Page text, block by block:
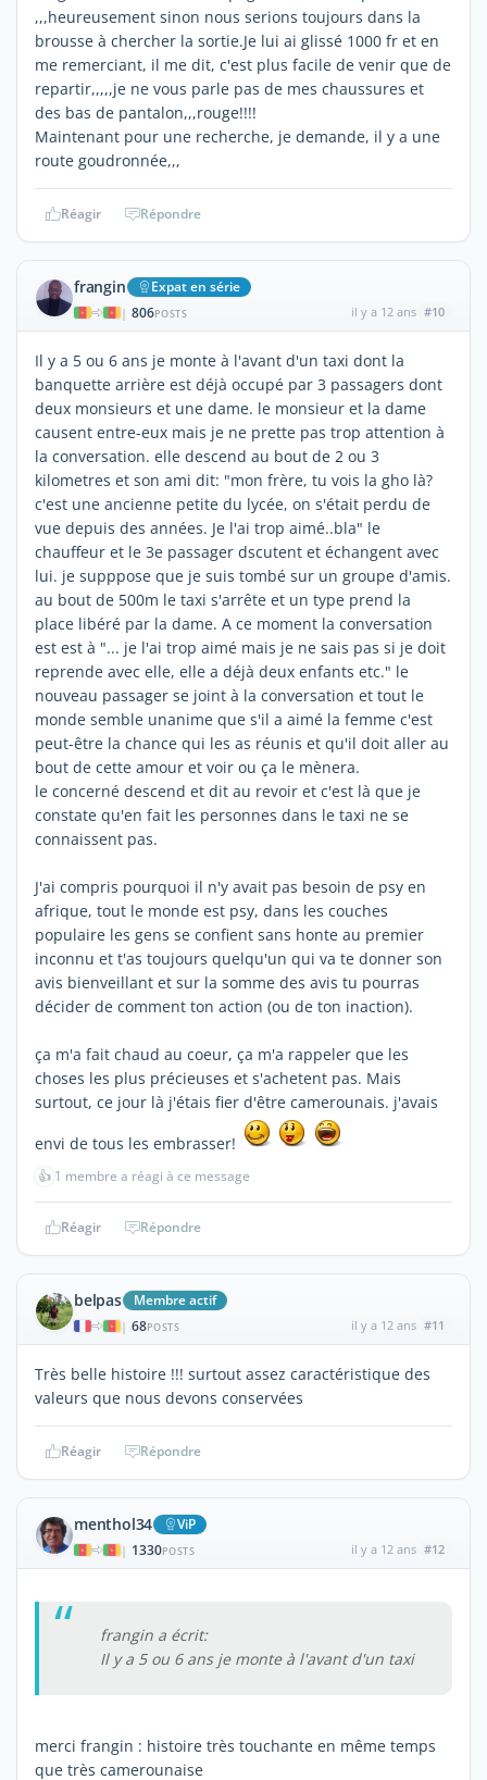
,,,heureusement sinon nous serions toujours dans la
brousse à chercher la sortie.Je lui ai glissé 1000 fr et en
me remerciant, il me dit, c'est plus facile de venir que de
repartir,,,,,je ne vous parle pas de mes chaussures et
des bas de pantalon,,,rouge!!!!
Maintenant pour une recherche, je demande, il y a une
route goudronnée,,,
Réagir Répondre
frangin Expat en série
| 806POSTS il y a 12 ans #10
Il y a 5 ou 6 ans je monte à l'avant d'un taxi dont la
banquette arrière est déjà occupé par 3 passagers dont
deux monsieurs et une dame. le monsieur et la dame
causent entre-eux mais je ne prette pas trop attention à
la conversation. elle descend au bout de 2 ou 3
kilometres et son ami dit: "mon frère, tu vois la gho là?
c'est une ancienne petite du lycée, on s'était perdu de
vue depuis des années. Je l'ai trop aimé..bla" le
chauffeur et le 3e passager dscutent et échangent avec
lui. je supppose que je suis tombé sur un groupe d'amis.
au bout de 500m le taxi s'arrête et un type prend la
place libéré par la dame. A ce moment la conversation
est est à "... je l'ai trop aimé mais je ne sais pas si je doit
reprende avec elle, elle a déjà deux enfants etc." le
nouveau passager se joint à la conversation et tout le
monde semble unanime que s'il a aimé la femme c'est
peut-être la chance qui les as réunis et qu'il doit aller au
bout de cette amour et voir ou ça le mènera.
le concerné descend et dit au revoir et c'est là que je
constate qu'en fait les personnes dans le taxi ne se
connaissent pas.
J'ai compris pourquoi il n'y avait pas besoin de psy en
afrique, tout le monde est psy, dans les couches
populaire les gens se confient sans honte au premier
inconnu et t'as toujours quelqu'un qui va te donner son
avis bienveillant et sur la somme des avis tu pourras
décider de comment ton action (ou de ton inaction).
ça m'a fait chaud au coeur, ça m'a rappeler que les
choses les plus précieuses et s'achetent pas. Mais
surtout, ce jour là j'étais fier d'être camerounais. j'avais
envi de tous les embrasser!
👍 1 membre a réagi à ce message
Réagir Répondre
belpas Membre actif
| 68POSTS il y a 12 ans #11
Très belle histoire !!! surtout assez caractéristique des
valeurs que nous devons conservées
Réagir Répondre
menthol34 ViP
| 1330POSTS il y a 12 ans #12
frangin a écrit:
Il y a 5 ou 6 ans je monte à l'avant d'un taxi
merci frangin : histoire très touchante en même temps
que très camerounaise